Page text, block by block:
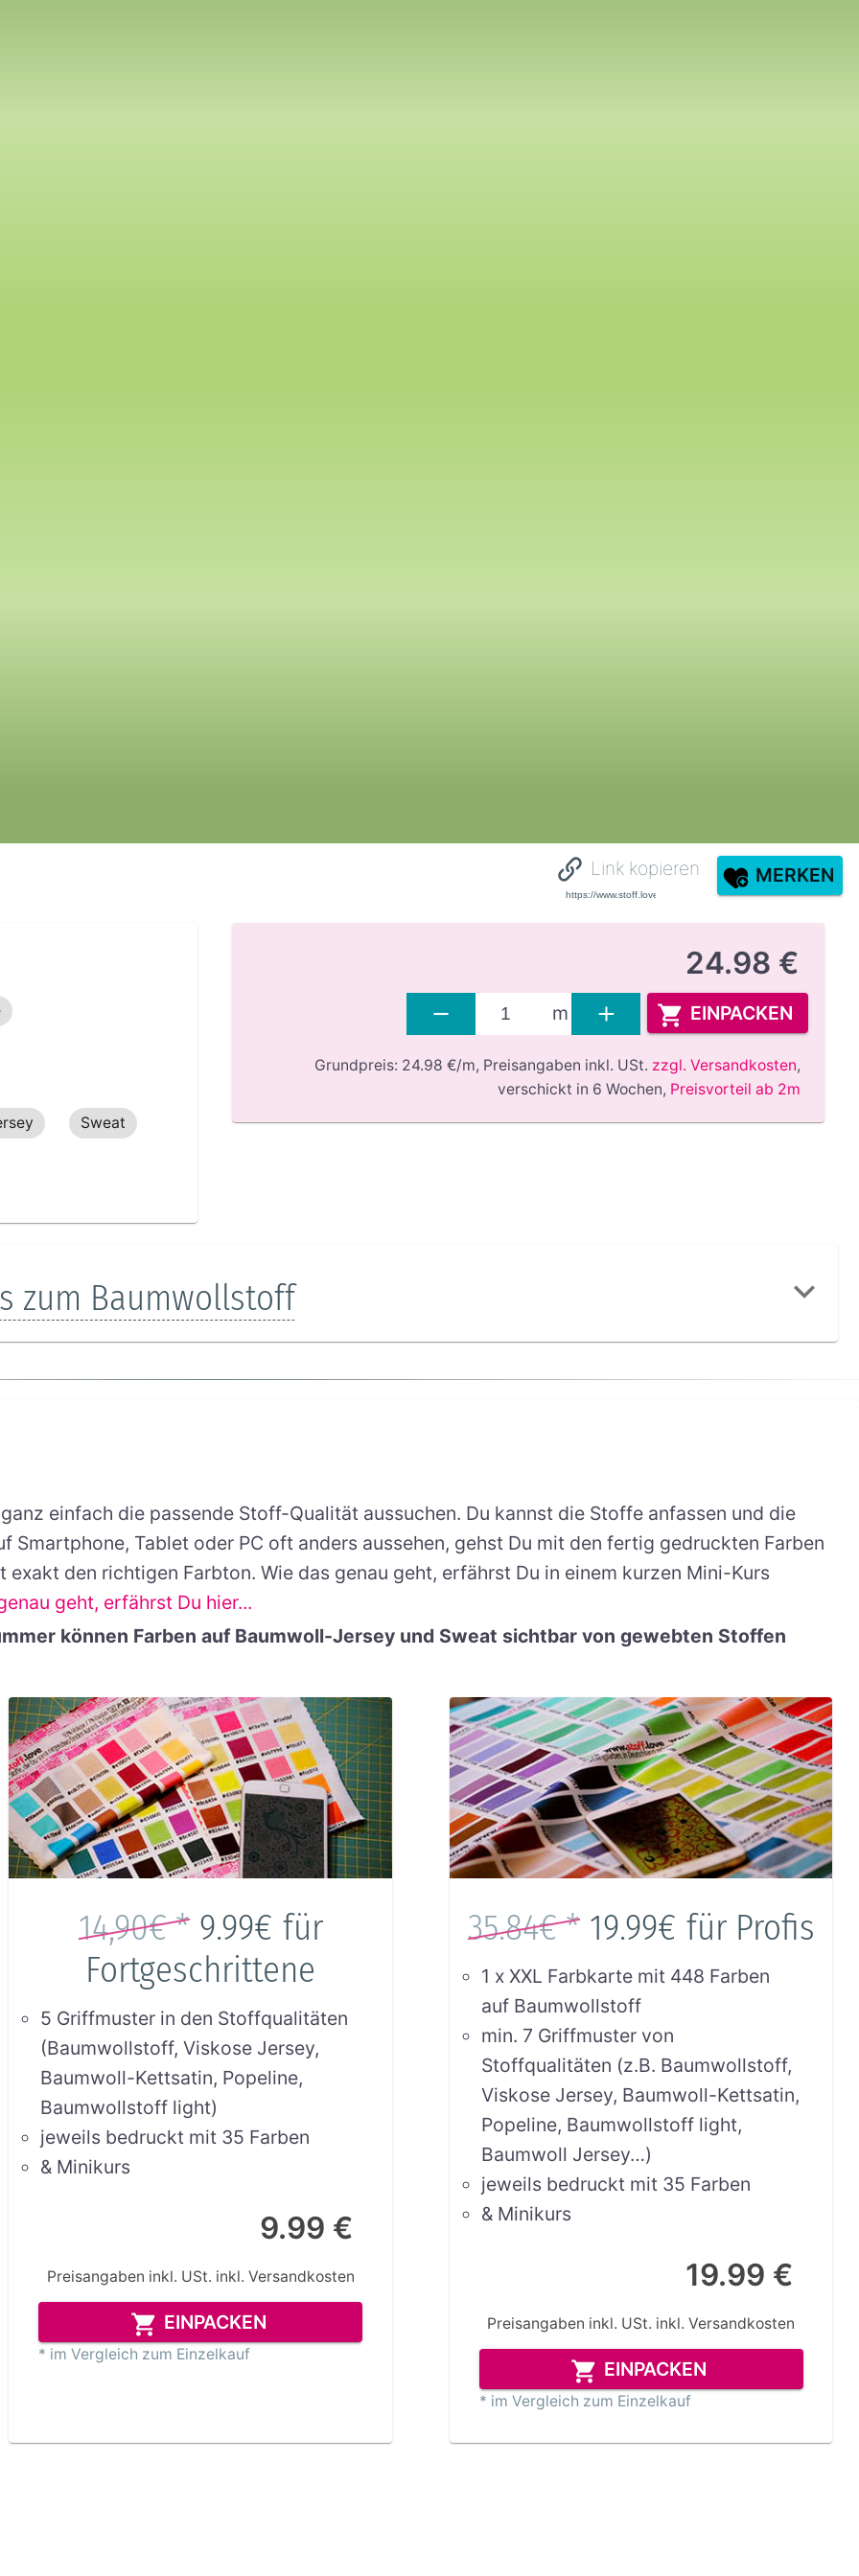
Link kopieren MERKEN
Sweat
24.98 €
m EINPACKEN
Grundpreis: 24.98 €/m, Preisangaben inkl. USt. zzgl. Versandkosten,
verschickt in 6 Wochen, Preisvorteil ab 2m
zum Baumwollstoff
einfach die passende Stoff-Qualität aussuchen. Du kannst die Stoffe anfassen und die
Smartphone, Tablet oder PC oft anders aussehen, gehst Du mit den fertig gedruckten Farben
den richtigen Farbton. Wie das genau geht, erfährst Du in einem kurzen Mini-Kurs
geht, erfährst Du hier...
können Farben auf Baumwoll-Jersey und Sweat sichtbar von gewebten Stoffen
14,90€ * 9.99€ für
Fortgeschrittene
5 Griffmuster in den Stoffqualitäten
(Baumwollstoff, Viskose Jersey,
Baumwoll-Kettsatin, Popeline,
Baumwollstoff light)
jeweils bedruckt mit 35 Farben
& Minikurs
9.99 €
Preisangaben inkl. USt. inkl. Versandkosten
EINPACKEN
* im Vergleich zum Einzelkauf
35.84€ * 19.99€ für Profis
1 x XXL Farbkarte mit 448 Farben
auf Baumwollstoff
min. 7 Griffmuster von
Stoffqualitäten (z.B. Baumwollstoff,
Viskose Jersey, Baumwoll-Kettsatin,
Popeline, Baumwollstoff light,
Baumwoll Jersey…)
jeweils bedruckt mit 35 Farben
& Minikurs
19.99 €
Preisangaben inkl. USt. inkl. Versandkosten
EINPACKEN
* im Vergleich zum Einzelkauf